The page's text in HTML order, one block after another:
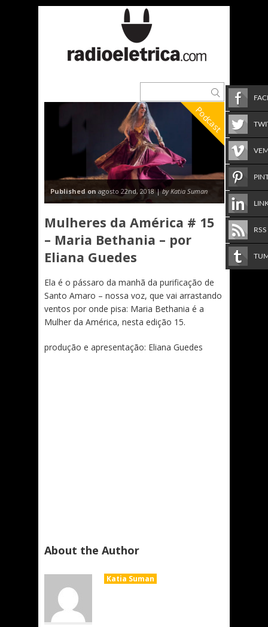
Podcast
Published on agosto 22nd, 2018 |by Katia Suman
Mulheres da América # 15
– Maria Bethania – por
Eliana Guedes
Ela é o pássaro da manhã da purificação de
Santo Amaro – nossa voz, que vai arrastando
ventos por onde pisa: Maria Bethania é a
Mulher da América, nesta edição 15.
produção e apresentação: Eliana Guedes
About the Author
Katia Suman
RSS